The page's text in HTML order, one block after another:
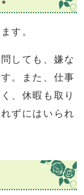
す。
しても、嫌な
。また、仕事
、休暇も取り
ずにはいられ